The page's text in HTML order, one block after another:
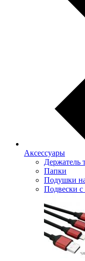
Аксессуары
Держатель
Папки
Подушки
Подвески